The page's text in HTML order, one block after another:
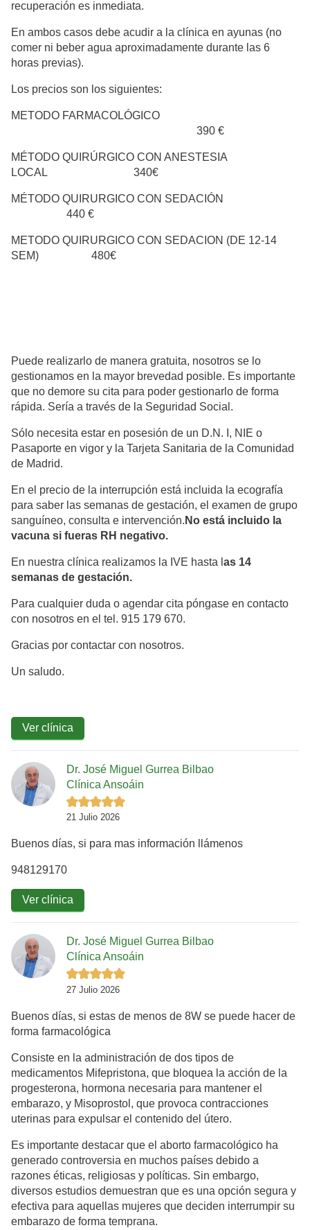
recuperación es inmediata.
En ambos casos debe acudir a la clínica en ayunas (no
comer ni beber agua aproximadamente durante las 6
horas previas).
Los precios son los siguientes:
METODO FARMACOLÓGICO
390 €
MÉTODO QUIRÚRGICO CON ANESTESIA
LOCAL 340€
MÉTODO QUIRURGICO CON SEDACIÓN
440 €
METODO QUIRURGICO CON SEDACION (DE 12-14
SEM) 480€
Puede realizarlo de manera gratuita, nosotros se lo
gestionamos en la mayor brevedad posible. Es importante
que no demore su cita para poder gestionarlo de forma
rápida. Sería a través de la Seguridad Social.
Sólo necesita estar en posesión de un D.N. I, NIE o
Pasaporte en vigor y la Tarjeta Sanitaria de la Comunidad
de Madrid.
En el precio de la interrupción está incluida la ecografía
para saber las semanas de gestación, el examen de grupo
sanguíneo, consulta e intervención. No está incluido la
vacuna si fueras RH negativo.
En nuestra clínica realizamos la IVE hasta l as 14
semanas de gestación.
Para cualquier duda o agendar cita póngase en contacto
con nosotros en el tel. 915 179 670.
Gracias por contactar con nosotros.
Un saludo.
Ver clínica
Dr. José Miguel Gurrea Bilbao
Clínica Ansoáin
21 Julio 2026
Buenos días, si para mas información llámenos
948129170
Ver clínica
Dr. José Miguel Gurrea Bilbao
Clínica Ansoáin
27 Julio 2026
Buenos días, si estas de menos de 8W se puede hacer de
forma farmacológica
Consiste en la administración de dos tipos de
medicamentos Mifepristona, que bloquea la acción de la
progesterona, hormona necesaria para mantener el
embarazo, y Misoprostol, que provoca contracciones
uterinas para expulsar el contenido del útero.
Es importante destacar que el aborto farmacológico ha
generado controversia en muchos países debido a
razones éticas, religiosas y políticas. Sin embargo,
diversos estudios demuestran que es una opción segura y
efectiva para aquellas mujeres que deciden interrumpir su
embarazo de forma temprana.